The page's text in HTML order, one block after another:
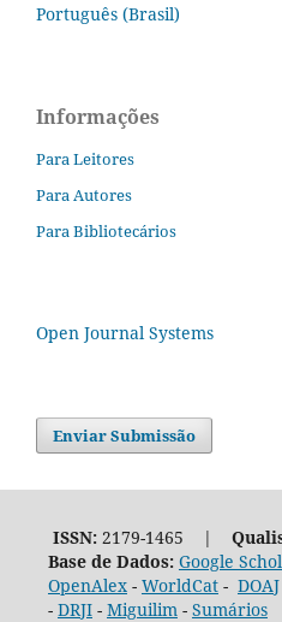
Português (Brasil)
Informações
Para Leitores
Para Autores
Para Bibliotecários
Open Journal Systems
Enviar Submissão
ISSN:2179-1465 |
Base de Dados: Google
OpenAlex- WorldCat- DOAJ
- DRJI- Miguilim - Sumários